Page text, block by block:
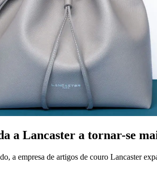
a Lancaster a tornar-se
a empresa de artigos de couro Lancaster